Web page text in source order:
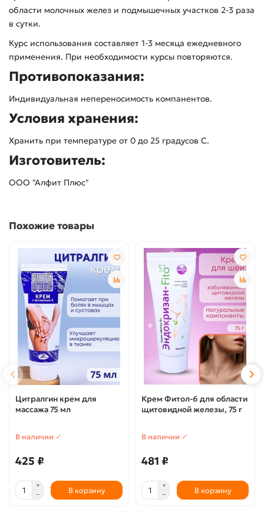
области молочных желез и подмышечных участков 2-3 раза
в сутки.
Курс использования составляет 1-3 месяца ежедневного
применения. При необходимости курсы повторяются.
Противопоказания:
Индивидуальная непереносимость компанентов.
Условия хранения:
Хранить при температуре от 0 до 25 градусов С.
Изготовитель:
ООО "Алфит Плюс"
Похожие товары
Цитралгин крем для
массажа 75 мл
В наличии ✓
425 ₽
В корзину
Крем Фитол-6 для области
щитовидной железы, 75 г
В наличии ✓
481 ₽
В корзину